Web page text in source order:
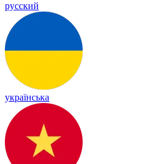
русский
українська